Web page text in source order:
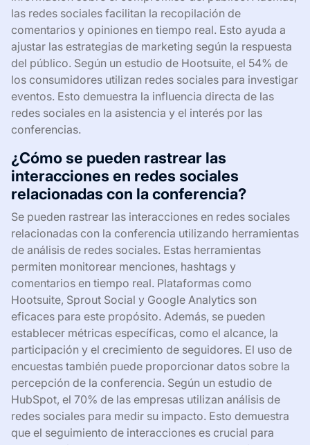
las redes sociales facilitan la recopilación de
comentarios y opiniones en tiempo real. Esto ayuda a
ajustar las estrategias de marketing según la respuesta
del público. Según un estudio de Hootsuite, el 54% de
los consumidores utilizan redes sociales para investigar
eventos. Esto demuestra la influencia directa de las
redes sociales en la asistencia y el interés por las
conferencias.
¿Cómo se pueden rastrear las
interacciones en redes sociales
relacionadas con la conferencia?
Se pueden rastrear las interacciones en redes sociales
relacionadas con la conferencia utilizando herramientas
de análisis de redes sociales. Estas herramientas
permiten monitorear menciones, hashtags y
comentarios en tiempo real. Plataformas como
Hootsuite, Sprout Social y Google Analytics son
eficaces para este propósito. Además, se pueden
establecer métricas específicas, como el alcance, la
participación y el crecimiento de seguidores. El uso de
encuestas también puede proporcionar datos sobre la
percepción de la conferencia. Según un estudio de
HubSpot, el 70% de las empresas utilizan análisis de
redes sociales para medir su impacto. Esto demuestra
que el seguimiento de interacciones es crucial para